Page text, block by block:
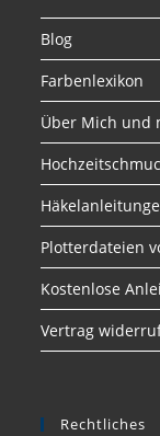
Blog
Farbenlexikon
Über Mich und
Plotterdateien
Kostenlose
Vertrag
Rechtliches